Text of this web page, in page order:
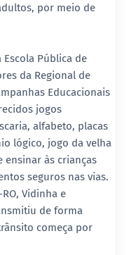
por meio de
Pública de
da Regional de
Educacionais
jogos
alfabeto, placas
lógico, jogo da velha
às crianças
seguros nas vias.
Vidinha e
de forma
começa por